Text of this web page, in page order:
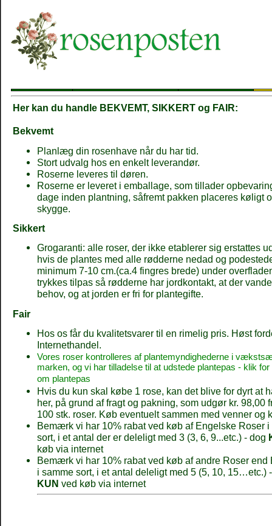
Her kan du handle BEKVEMT, SIKKERT og FAIR:
Bekvemt
Planlæg din rosenhave når du har tid.
Stort udvalg hos en enkelt leverandør.
Roserne leveres til døren.
Roserne er leveret i emballage, som tillader
dage inden plantning, såfremt pakken placeres køligt
skygge.
Sikkert
Grogaranti: alle roser, der ikke etablerer sig erstattes
hvis de plantes med alle rødderne nedad og
minimum 7-10 cm.(ca.4 fingres brede) under
trykkes tilpas så rødderne har jordkontakt, at der
behov, og at jorden er fri for plantegifte.
Fair
Hos os får du kvalitetsvarer til en rimelig pris. Høst
Internethandel.
Vores roser kontrolleres af plantemyndighederne i
marken, og vi har tilladelse til at udstede plantepas - klik
om plantepas
Hvis du kun skal købe 1 rose, kan det blive for dyrt at
her, på grund af fragt og pakning, som udgør kr. 98,00
100 stk. roser. Køb eventuelt sammen med venner og
Bemærk vi har 10% rabat ved køb af Engelske Roser i
sort, i et antal der er deleligt med 3 (3, 6, 9...etc.) - dog
køb via internet
Bemærk vi har 10% rabat ved køb af andre Roser end
i samme sort, i et antal deleligt med 5 (5, 10, 15…etc.)
KUN ved køb via internet